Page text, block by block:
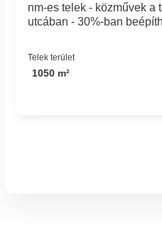
nm-es telek - közművek a
utcában - 30%-ban
Telek terület
1050 m²